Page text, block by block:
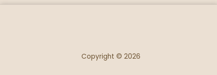
Copyright © 2026